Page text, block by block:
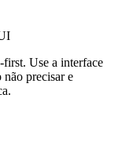
Use a interface
precisar e